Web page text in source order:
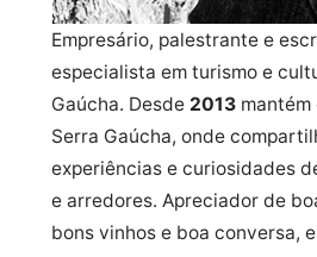
Empresário, palestrante e
especialista em turismo e
Gaúcha. Desde 2013 mantém
Serra Gaúcha, onde
experiências e curiosidades
e arredores. Apreciador de
bons vinhos e boa conversa,